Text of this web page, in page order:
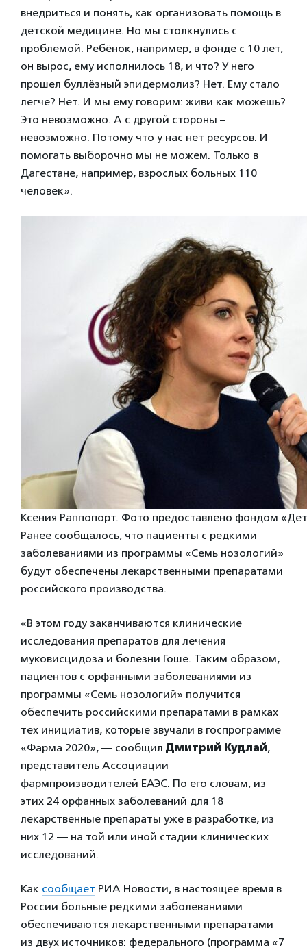
внедриться и понять, как организовать помощь в
детской медицине. Но мы столкнулись с
проблемой. Ребёнок, например, в фонде с 10 лет,
он вырос, ему исполнилось 18, и что? У него
прошел буллёзный эпидермолиз? Нет. Ему стало
легче? Нет. И мы ему говорим: живи как можешь?
Это невозможно. А с другой стороны –
невозможно. Потому что у нас нет ресурсов. И
помогать выборочно мы не можем. Только в
Дагестане, например, взрослых больных 110
человек».
Ксения Раппопорт. Фото предоставлено фондом
Ранее сообщалось, что пациенты с редкими
заболеваниями из программы «Семь нозологий»
будут обеспечены лекарственными препаратами
российского производства.
«В этом году заканчиваются клинические
исследования препаратов для лечения
муковисцидоза и болезни Гоше. Таким образом,
пациентов с орфанными заболеваниями из
программы «Семь нозологий» получится
обеспечить российскими препаратами в рамках
тех инициатив, которые звучали в госпрограмме
«Фарма 2020», — сообщил Дмитрий Кудлай,
представитель Ассоциации
фармпроизводителей ЕАЭС. По его словам, из
этих 24 орфанных заболеваний для 18
лекарственные препараты уже в разработке, из
них 12 — на той или иной стадии клинических
исследований.
Как сообщает РИА Новости, в настоящее время в
России больные редкими заболеваниями
обеспечиваются лекарственными препаратами
из двух источников: федерального (программа «7